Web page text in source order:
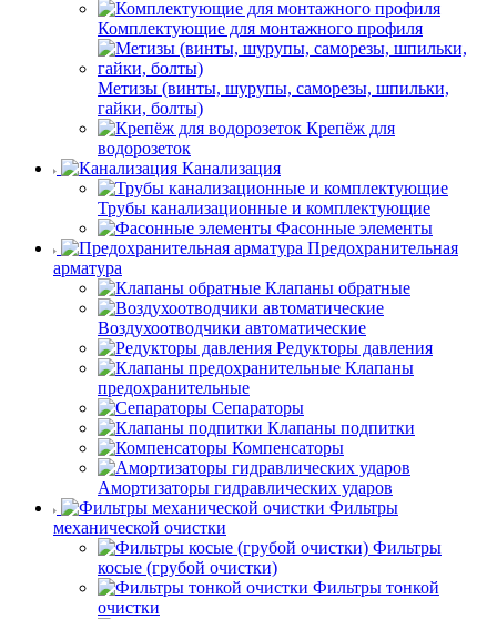
Комплектующие для монтажного профиля
Метизы (винты, шурупы, саморезы, шпильки,
гайки, болты)
Крепёж для
водорозеток
Канализация
Трубы канализационные и комплектующие
Фасонные элементы
Предохранительная
арматура
Клапаны обратные
Воздухоотводчики автоматические
Редукторы давления
Клапаны
предохранительные
Сепараторы
Клапаны подпитки
Компенсаторы
Амортизаторы гидравлических ударов
Фильтры
механической очистки
Фильтры
косые (грубой очистки)
Фильтры тонкой
очистки